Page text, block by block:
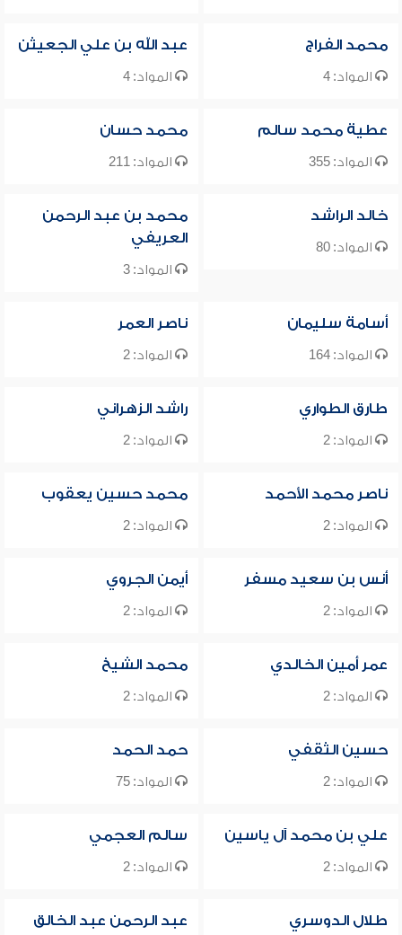
محمد الفراج
المواد: 4
عبد الله بن علي الجعيثن
المواد: 4
عطية محمد سالم
المواد: 355
محمد حسان
المواد: 211
خالد الراشد
المواد: 80
محمد بن عبد الرحمن
العريفي
المواد: 3
أسامة سليمان
المواد: 164
ناصر العمر
المواد: 2
طارق الطواري
المواد: 2
راشد الزهراني
المواد: 2
ناصر محمد الأحمد
المواد: 2
محمد حسين يعقوب
المواد: 2
أنس بن سعيد مسفر
المواد: 2
أيمن الجروي
المواد: 2
عمر أمين الخالدي
المواد: 2
محمد الشيخ
المواد: 2
حسين الثقفي
المواد: 2
حمد الحمد
المواد: 75
علي بن محمد آل ياسين
المواد: 2
سالم العجمي
المواد: 2
طلال الدوسري عبد الرحمن عبد الخالق